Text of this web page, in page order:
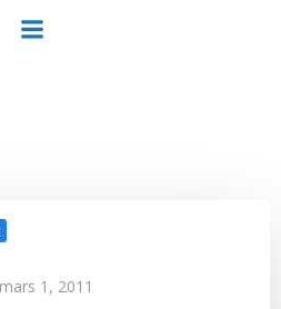
au
mars 1, 2011